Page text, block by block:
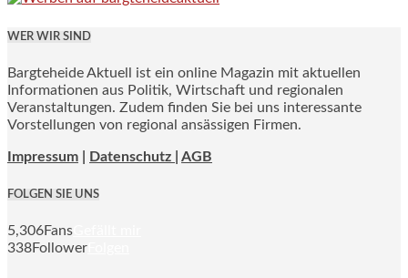
WER WIR SIND
Bargteheide Aktuell ist ein online Magazin mit aktuellen
Informationen aus Politik, Wirtschaft und regionalen
Veranstaltungen. Zudem finden Sie bei uns interessante
Vorstellungen von regional ansässigen Firmen.
Impressum Datenschutz | AGB
FOLGEN SIE UNS
5,306Fans
338Follower